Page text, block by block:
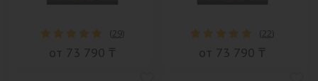
(29)
от 73 790 ₸
(22)
от 73 790 ₸